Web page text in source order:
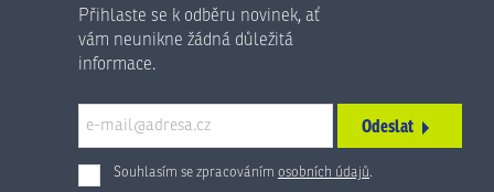
Přihlaste se k odběru novinek, ať
vám neunikne žádná důležitá
informace.
Odeslat
Souhlasím se zpracováním osobních údajů.